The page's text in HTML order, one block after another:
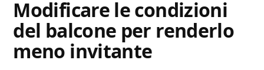
Modificare le condizioni
del balcone per renderlo
meno invitante